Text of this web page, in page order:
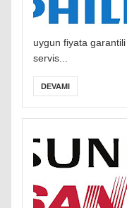
uygun fiyata garantili
servis...
DEVAMI